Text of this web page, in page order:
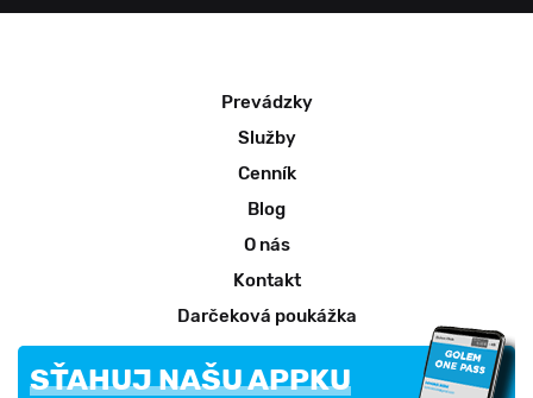
Prevádzky
Služby
Cenník
Blog
O nás
Kontakt
Darčeková poukážka
SŤAHUJ NAŠU APPKU